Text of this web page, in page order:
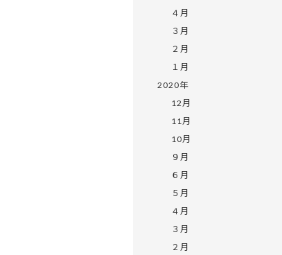
４月
３月
２月
１月
2020年
12月
11月
10月
９月
６月
５月
４月
３月
２月